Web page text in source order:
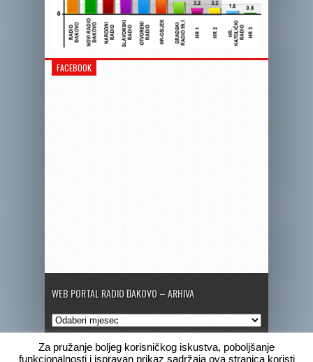
FACEBOOK
WEB PORTAL RADIO ĐAKOVO – ARHIVA
Web
portal
Radio
Đakovo
Za pružanje boljeg korisničkog iskustva, poboljšanje
funkcionalnosti i ispravan prikaz sadržaja ova stranica koristi